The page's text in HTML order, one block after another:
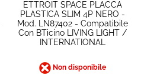
ETTROIT SPACE PLACCA
PLASTICA SLIM 4P NERO -
Mod. LN87402 - Compatibile
Con BTicino LIVING LIGHT /
INTERNATIONAL
Non disponibile